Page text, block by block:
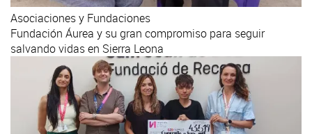
Asociaciones y Fundaciones
Fundación Áurea y su gran compromiso para seguir
salvando vidas en Sierra Leona